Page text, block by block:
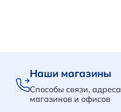
Наши магазины
Способы связи, адреса
магазинов и офисов